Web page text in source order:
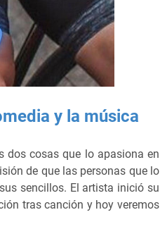
y la música
dos cosas que lo apasiona en
de que las personas que lo
sencillos. El artista inició su
tras canción y hoy veremos